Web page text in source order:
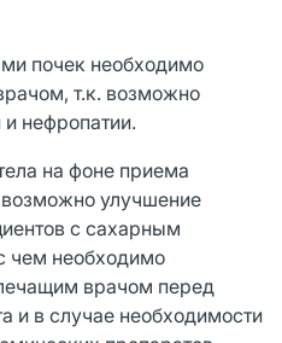
почек необходимо
т.к. возможно
и нефропатии.
на фоне приема
улучшение
с сахарным
чем необходимо
врачом перед
и в случае необходимости